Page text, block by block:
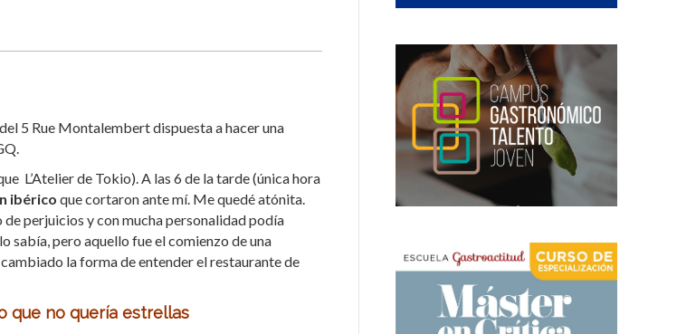
del 5 Rue Montalembert dispuesta a hacer una
L’Atelier de Tokio). A las 6 de la tarde (única hora
ibérico que cortaron ante mí. Me quedé atónita.
perjuicios y con mucha personalidad podía
sabía, pero aquello fue el comienzo de una
la forma de entender el restaurante de
que no quería estrellas